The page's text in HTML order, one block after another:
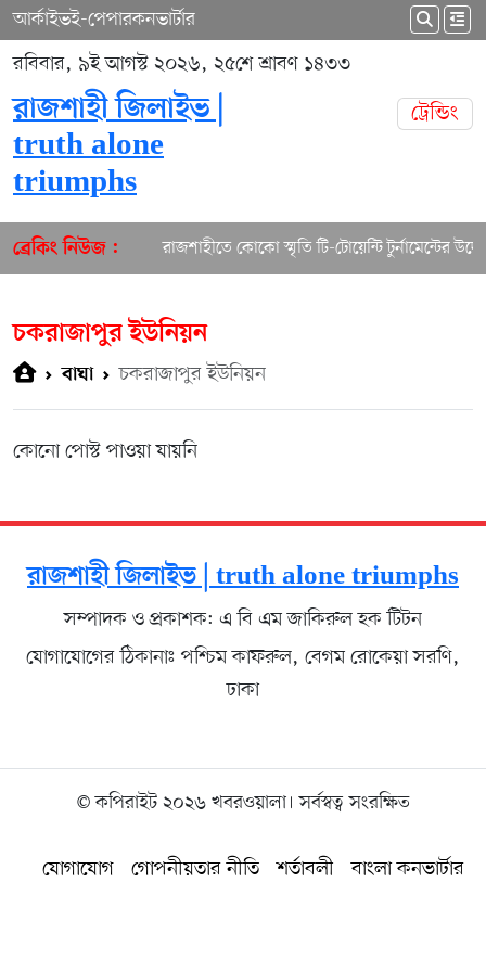
আর্কাইভই-পেপারকনভার্টার
রবিবার, ৯ই আগস্ট ২০২৬, ২৫শে শ্রাবণ ১৪৩৩
রাজশাহী জিলাইভ |
truth alone
triumphs
ট্রেন্ডিং
ব্রেকিং নিউজ : রাজশাহীতে কোকো স্মৃতি টি-টোয়েন্টি টুর্নামেন্টের
চকরাজাপুর ইউনিয়ন
বাঘা চকরাজাপুর ইউনিয়ন
কোনো পোস্ট পাওয়া যায়নি
রাজশাহী জিলাইভ | truth alone triumphs
সম্পাদক ও প্রকাশক: এ বি এম জাকিরুল হক টিটন
যোগাযোগের ঠিকানাঃ পশ্চিম কাফরুল, বেগম রোকেয়া সরণি,
ঢাকা
© কপিরাইট ২০২৬ খবরওয়ালা। সর্বস্বত্ব সংরক্ষিত
যোগাযোগ গোপনীয়তার নীতি শর্তাবলী বাংলা কনভার্টার